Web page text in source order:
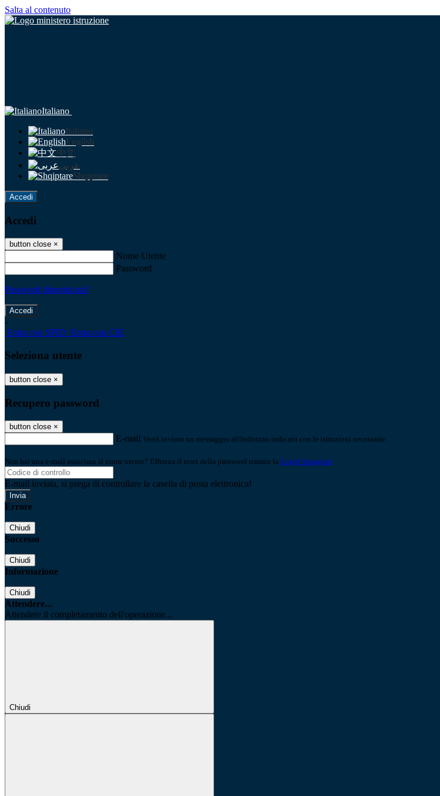
Salta al contenuto
Italiano
Italiano
English
中文
عربى
Shqiptare
Accedi
Accedi
button close ×
Nome Utente
Password
Password dimenticata?
-
Entra con SPID Entra con CIE
Seleziona utente
button close ×
Recupero password
button close ×
E-mail Verrà inviato un messaggio all'indirizzo indicato con le istruzioni necessarie.
Non hai una e-mail associata al nome utente? Effettua il reset della password tramite la Login Spaggiari
E-mail inviata, si prega di controllare la casella di posta elettronica!
Errore
Chiudi
Successo
Chiudi
Informazione
Chiudi
Attendere...
Attendere il completamento dell'operazione...
Chiudi